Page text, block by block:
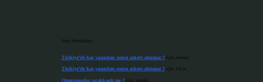
Son Yorumlar
Türkiye’de kaç yaşından sonra askere alınmaz ?için admin
Türkiye’de kaç yaşından sonra askere alınmaz ?için Ekin
Omurgasızlar sıcakkanlı mı ?için admin